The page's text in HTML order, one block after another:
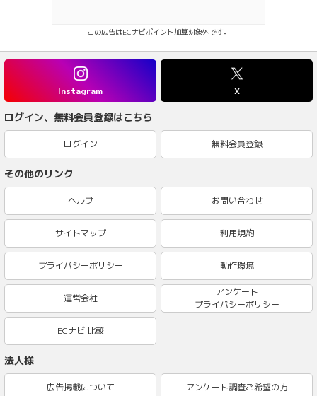
この広告はECナビポイント加算対象外です。
Instagram X
ログイン、無料会員登録はこちら
ログイン 無料会員登録
その他のリンク
ヘルプ お問い合わせ
サイトマップ 利用規約
プライバシーポリシー 動作環境
運営会社
アンケート
プライバシーポリシー
ECナビ 比較
法人様
広告掲載について アンケート調査ご希望の方